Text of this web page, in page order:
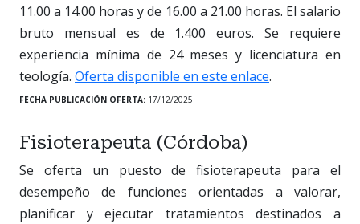
11.00 a 14.00 horas y de 16.00 a 21.00 horas. El salario
bruto mensual es de 1.400 euros. Se requiere
experiencia mínima de 24 meses y licenciatura en
teología. Oferta disponible en este enlace.
FECHA PUBLICACIÓN OFERTA: 17/12/2025
Fisioterapeuta (Córdoba)
Se oferta un puesto de fisioterapeuta para el
desempeño de funciones orientadas a valorar,
planificar y ejecutar tratamientos destinados a